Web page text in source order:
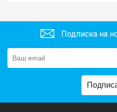
Подписка на